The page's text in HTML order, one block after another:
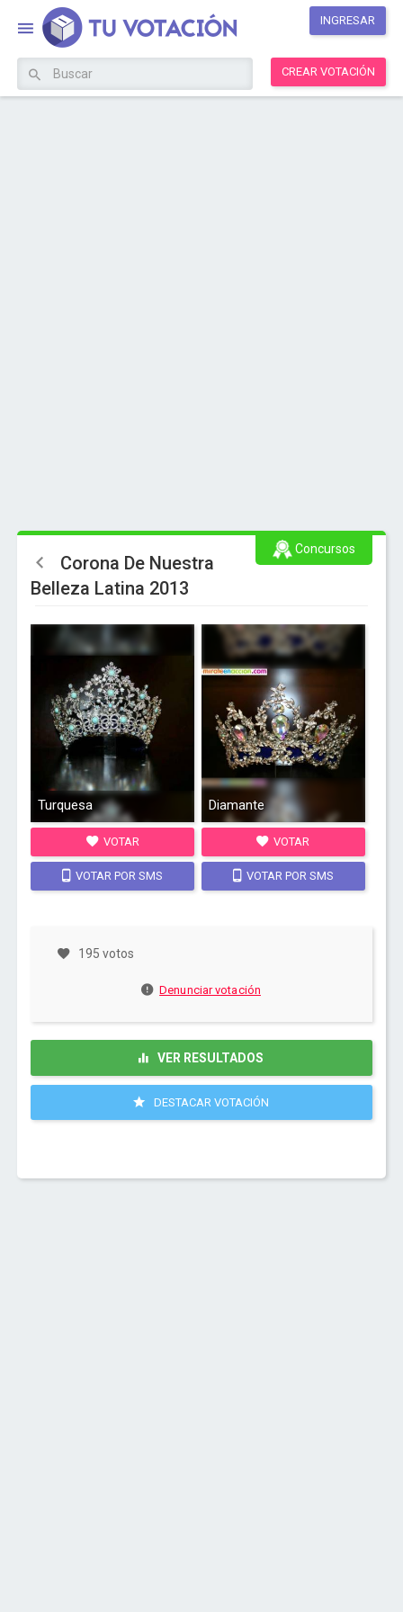
INGRESAR
CREAR VOTACIÓN
Concursos
Corona De Nuestra
Belleza Latina 2013
Turquesa
VOTAR
VOTAR POR SMS
Diamante
VOTAR
VOTAR POR SMS
195 votos
Denunciar votación
VER RESULTADOS
DESTACAR VOTACIÓN